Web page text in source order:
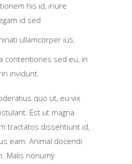
his id, iriure
id sed
ullamcorper ius.
contentiones sed eu, in
invidunt.
quo ut, eu vix
Est ut magna
tractatos dissentiunt id,
eam. Animal docendi
Malis nonumy